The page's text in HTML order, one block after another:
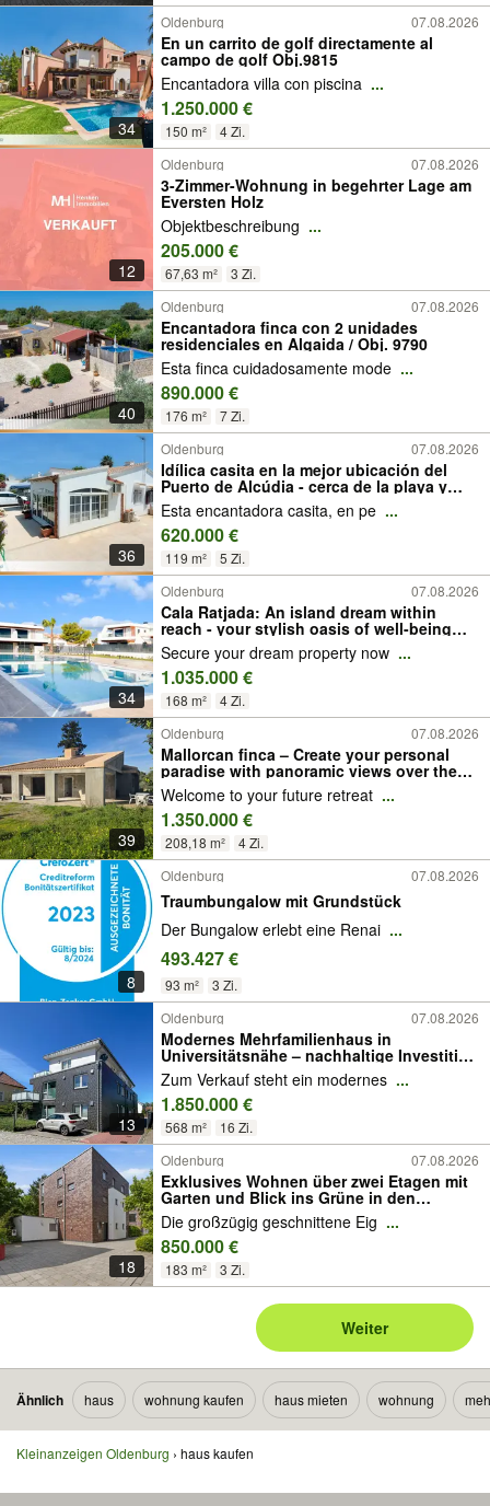
34
Oldenburg 07.08.2026
En un carrito de golf directamente al
campo de golf Obj.9815
Encantadora villa con piscina ...
1.250.000 €
150 m² 4 Zi.
12
Oldenburg 07.08.2026
3-Zimmer-Wohnung in begehrter Lage am
Eversten Holz
Objektbeschreibung ...
205.000 €
67,63 m² 3 Zi.
40
Oldenburg 07.08.2026
Encantadora finca con 2 unidades
residenciales en Algaida / Obj. 9790
Esta finca cuidadosamente mode ...
890.000 €
176 m² 7 Zi.
36
Oldenburg 07.08.2026
Idílica casita en la mejor ubicación del
Puerto de Alcúdia - cerca de la playa y
tranquila / Obj. 9265
Esta encantadora casita, en pe ...
620.000 €
119 m² 5 Zi.
34
Oldenburg 07.08.2026
Cala Ratjada: An island dream within
reach - your stylish oasis of well-being
close to the sea! Obj. 6696
Secure your dream property now ...
1.035.000 €
168 m² 4 Zi.
39
Oldenburg 07.08.2026
Mallorcan finca – Create your personal
paradise with panoramic views over the
Bay of Alcudia. Obj. 9285
Welcome to your future retreat ...
1.350.000 €
208,18 m² 4 Zi.
8
Oldenburg 07.08.2026
Traumbungalow mit Grundstück
Der Bungalow erlebt eine Renai ...
493.427 €
93 m² 3 Zi.
13
Oldenburg 07.08.2026
Modernes Mehrfamilienhaus in
Universitätsnähe – nachhaltige Investition
mit hoher Vermietbarkeit!
Zum Verkauf steht ein modernes ...
1.850.000 €
568 m² 16 Zi.
18
Oldenburg 07.08.2026
Exklusives Wohnen über zwei Etagen mit
Garten und Blick ins Grüne in den
Heiligengeisthöfen
Die großzügig geschnittene Eig ...
850.000 €
183 m² 3 Zi.
Weiter
Ähnlich haus wohnung kaufen haus mieten wohnung
Kleinanzeigen Oldenburg haus kaufen